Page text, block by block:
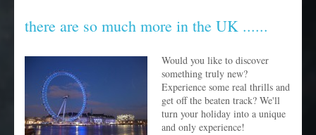
there are so much more in the UK ......
Would you like to discover
something truly new?
Experience some real thrills and
get off the beaten track? We'll
turn your holiday into a unique
and only experience!